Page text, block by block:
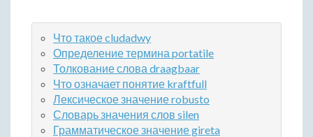
Что такое cludadwy
Определение термина portatile
Толкование слова draagbaar
Что означает понятие kraftfull
Лексическое значение robusto
Словарь значения слов silen
Грамматическое значение gireta